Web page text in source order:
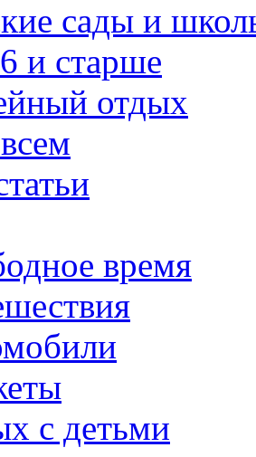
сады и
и старше
отдых
время
с детьми